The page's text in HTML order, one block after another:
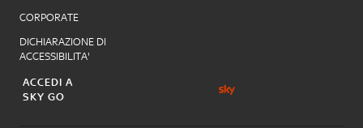
CORPORATE
DICHIARAZIONE DI
ACCESSIBILITA'
ACCEDI A
SKY GO